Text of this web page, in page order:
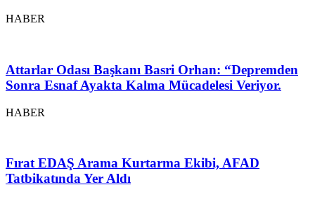
HABER
Attarlar Odası Başkanı Basri Orhan: “Depremden
Sonra Esnaf Ayakta Kalma Mücadelesi Veriyor.
HABER
Fırat EDAŞ Arama Kurtarma Ekibi, AFAD
Tatbikatında Yer Aldı